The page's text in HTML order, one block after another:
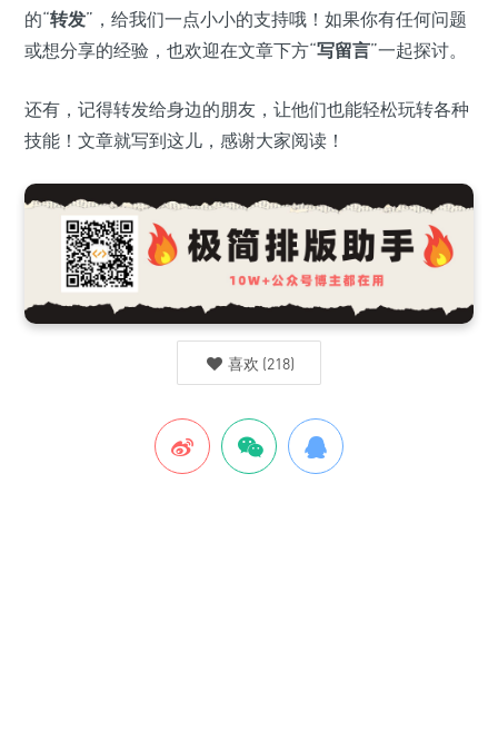
的“转发”，给我们一点小小的支持哦！如果你有任何问题
或想分享的经验，也欢迎在文章下方“写留言”一起探讨。
还有，记得转发给身边的朋友，让他们也能轻松玩转各种
技能！文章就写到这儿，感谢大家阅读！
喜欢 (218)